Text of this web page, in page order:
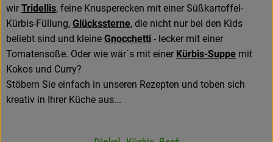
wir Tridellis, feine Knusperecken mit einer Süßkartoffel-
Kürbis-Füllung, Glückssterne, die nicht nur bei den Kids
beliebt sind und kleine Gnocchetti - lecker mit einer
Tomatensoße. Oder wie wär´s mit einer Kürbis-Suppe mit
Kokos und Curry?
Stöbern Sie einfach in unseren Rezepten und toben sich
kreativ in Ihrer Küche aus...